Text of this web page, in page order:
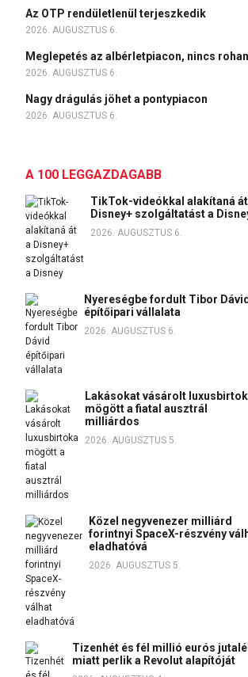
Az OTP rendületlenül terjeszkedik
2026. AUGUSZTUS 6.
Meglepetés az albérletpiacon, nincs
2026. AUGUSZTUS 6.
Nagy drágulás jöhet a pontypiacon
2026. AUGUSZTUS 6.
A 100 LEGGAZDAGABB
TikTok-videókkal alakítaná át
Disney+ szolgáltatást a
2026. AUGUSZTUS 6.
Nyereségbe fordult Tibor Dávid
építőipari vállalata
2026. AUGUSZTUS 6.
Lakásokat vásárolt
mögött a fiatal ausztrál
milliárdos
2026. AUGUSZTUS 5.
Közel negyvenezer milliárd
forintnyi SpaceX-részvény
eladhatóvá
2026. AUGUSZTUS 5.
Tizenhét és fél millió eurós
miatt perlik a Revolut alapítóját